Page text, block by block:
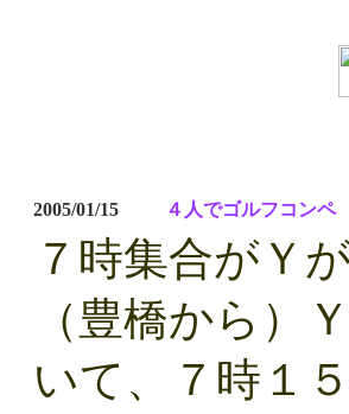
2005/01/15 ４人でゴルフコンペ
７時集合がＹ
（豊橋から）
いて、７時１